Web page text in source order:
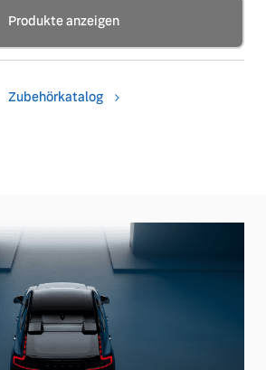
Produkte anzeigen
Zubehörkatalog